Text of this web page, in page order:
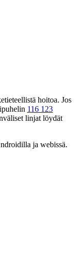
hoitoa. Jos
116 123
linjat löydät
ja webissä.